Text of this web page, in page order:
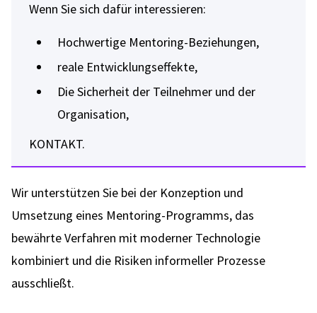
Wenn Sie sich dafür interessieren:
Hochwertige Mentoring-Beziehungen,
reale Entwicklungseffekte,
Die Sicherheit der Teilnehmer und der
Organisation,
KONTAKT.
Wir unterstützen Sie bei der Konzeption und
Umsetzung eines Mentoring-Programms, das
bewährte Verfahren mit moderner Technologie
kombiniert und die Risiken informeller Prozesse
ausschließt.